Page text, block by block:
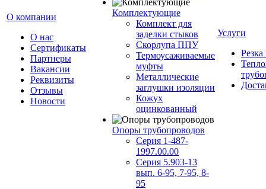
О компании
О нас
Сертификаты
Партнеры
Вакансии
Реквизиты
Отзывы
Новости
Комплектующие
Комплект для
заделки стыков
Скорлупа ППУ
Термоусаживаемые
муфты
Металлические
заглушки изоляции
Кожух
оцинкованный
Опоры трубопроводов
Серия 1-487-
1997.00.00
Серия 5.903-13
вып. 6-95, 7-95, 8-
95
Услуги
Резка